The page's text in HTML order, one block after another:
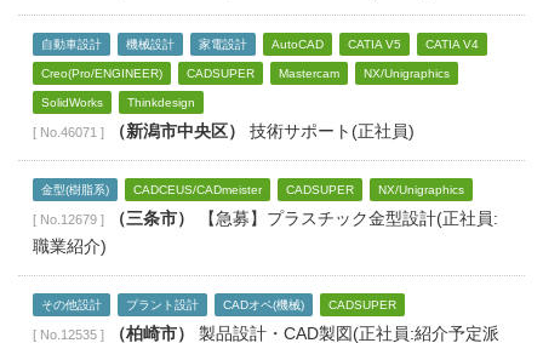
自動車設計 機械設計 家電設計 AutoCAD CATIA V5 CATIA V4
Creo(Pro/ENGINEER) CADSUPER Mastercam NX/Unigraphics
SolidWorks Thinkdesign
[ No.46071 ] （新潟市中央区） 技術サポート(正社員)
金型(樹脂系) CADCEUS/CADmeister CADSUPER NX/Unigraphics
[ No.12679 ] （三条市）
【急募】プラスチック金型設計(正社員:
職業紹介)
その他設計 プラント設計 CADオペ(機械) CADSUPER
[ No.12535 ] （柏崎市）
製品設計・CAD製図(正社員:紹介予定派